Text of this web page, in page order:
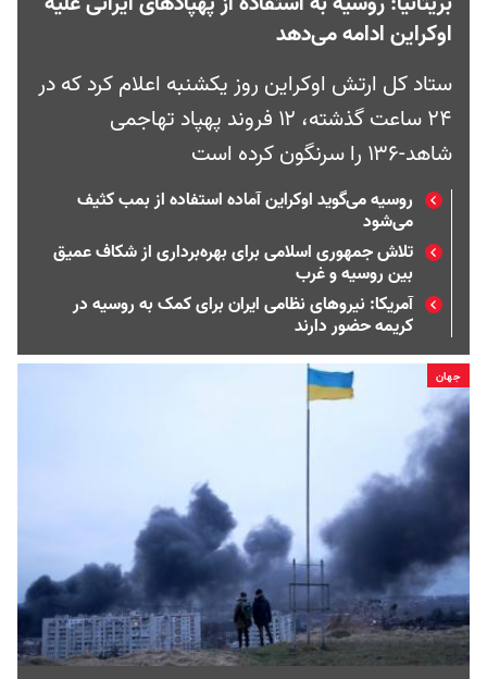
اوکراین ادامه می‌دهد
ستاد کل ارتش اوکراین روز یکشنبه اعلام کرد که در
۲۴ ساعت گذشته، ۱۲ فروند پهپاد تهاجمی
شاهد-۱۳۶ را سرنگون کرده است
روسیه می‌گوید اوکراین آماده استفاده از بمب کثیف
می‌شود
تلاش جمهوری اسلامی برای بهره‌برداری از شکاف عمیق
بین روسیه و غرب
آمریکا: نیروهای نظامی ایران برای کمک به روسیه در
کریمه حضور دارند
جهان